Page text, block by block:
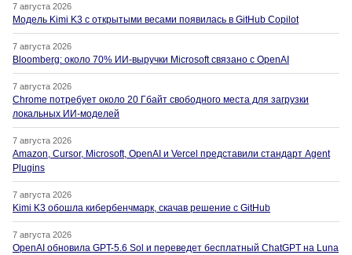
7 августа 2026
Модель Kimi K3 с открытыми весами появилась в GitHub Copilot
7 августа 2026
Bloomberg: около 70% ИИ-выручки Microsoft связано с OpenAI
7 августа 2026
Chrome потребует около 20 Гбайт свободного места для загрузки
локальных ИИ-моделей
7 августа 2026
Amazon, Cursor, Microsoft, OpenAI и Vercel представили стандарт Agent
Plugins
7 августа 2026
Kimi K3 обошла кибербенчмарк, скачав решение с GitHub
7 августа 2026
OpenAI обновила GPT-5.6 Sol и переведет бесплатный ChatGPT на Luna